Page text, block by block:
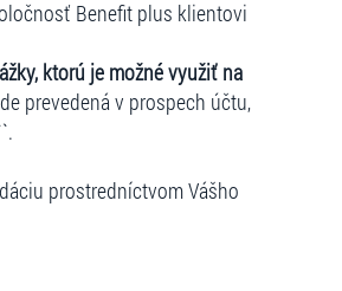
Benefit plus klientovi
ktorú je možné využiť na
prevedená v prospech účtu,
prostredníctvom Vášho